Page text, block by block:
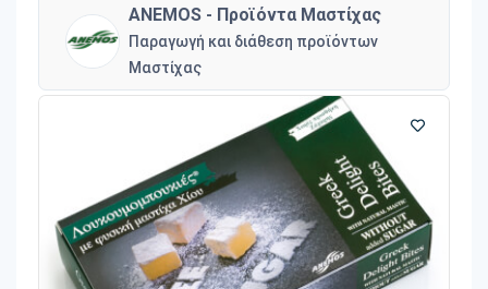
ANEMOS - Προϊόντα Μαστίχας
Παραγωγή και διάθεση προϊόντων
Μαστίχας